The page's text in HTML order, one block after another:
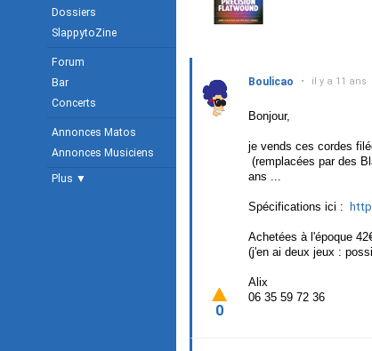
Dossiers
SlappytoZine
Forum
Bar
Concerts
Annonces Matos
Annonces Musiciens
Plus ▼
Boulicao • il y a 11 ans
Bonjour,
je vends ces cordes
(remplacées par des
ans ...
Spécifications ici :
Achetées à l'époque
(j'en ai deux jeux :
Alix
06 35 59 72 36
0